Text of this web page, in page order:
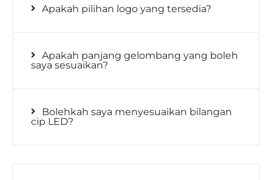
Apakah pilihan logo yang tersedia?
Apakah panjang gelombang yang boleh
saya sesuaikan?
Bolehkah saya menyesuaikan bilangan
cip LED?